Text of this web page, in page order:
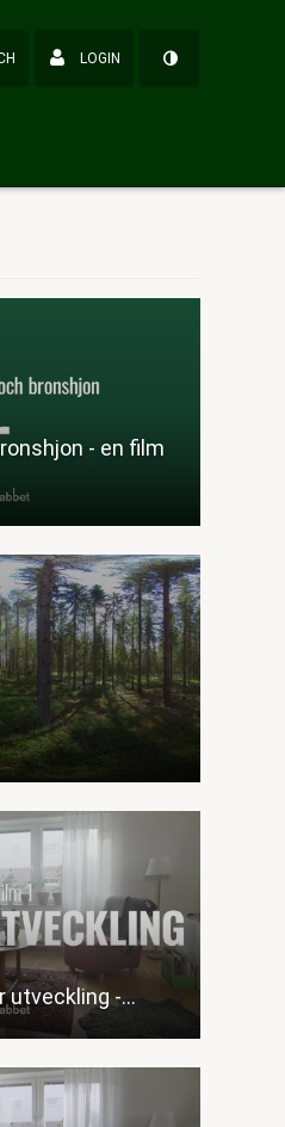
LOGIN
- en film
utveckling -…